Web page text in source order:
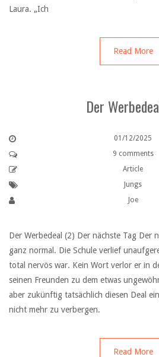
Laura. „Ich
Read More
Der
01/12/2025
9 comments
Article
Jungs
Joe
Der Werbedeal (2) Der nächste Tag Der
ganz normal. Die Schule verlief
total nervös war. Kein Wort verlor er in
seinen Freunden zu dem etwas
aber zukünftig tatsächlich diesen Deal
nicht mehr zu verbergen.
Read More